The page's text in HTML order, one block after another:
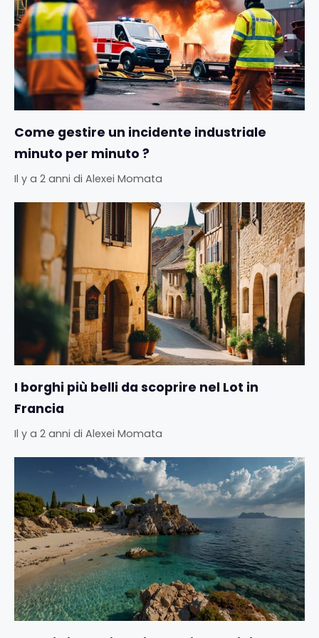
Come gestire un incidente industriale
minuto per minuto ?
Il y a 2 anni di Alexei Momata
I borghi più belli da scoprire nel Lot in
Francia
Il y a 2 anni di Alexei Momata